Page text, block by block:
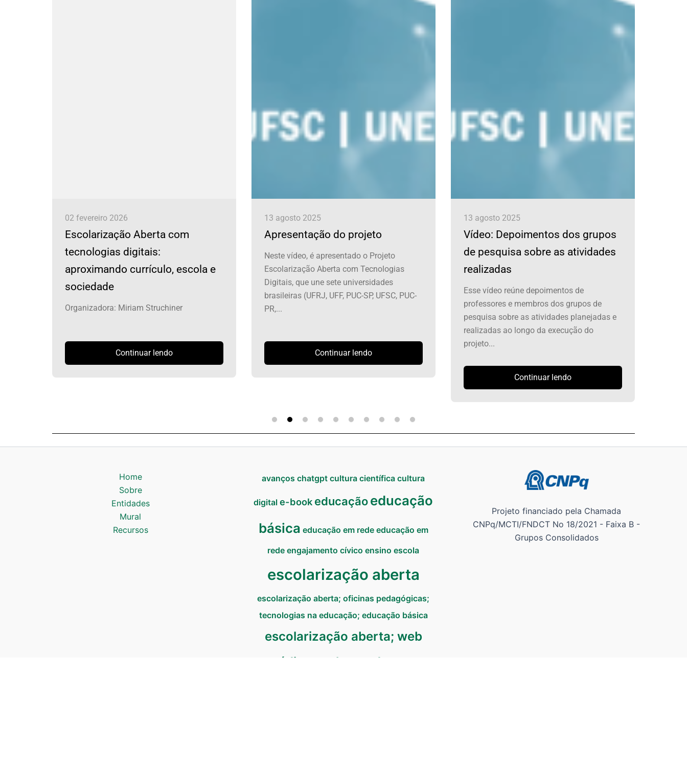
02 fevereiro 2026
Escolarização Aberta com
tecnologias digitais:
aproximando currículo, escola e
sociedade
Organizadora: Miriam Struchiner
Continuar lendo
13 agosto 2025
Apresentação do projeto
Neste vídeo, é apresentado o Projeto
Escolarização Aberta com Tecnologias
Digitais, que une sete universidades
brasileiras (UFRJ, UFF, PUC-SP, UFSC, PUC-
PR,...
Continuar lendo
13 agosto 2025
Vídeo: Depoimentos dos grupos
de pesquisa sobre as atividades
realizadas
Esse vídeo reúne depoimentos de
professores e membros dos grupos de
pesquisa sobre as atividades planejadas e
realizadas ao longo da execução do
projeto...
Continuar lendo
Home
Sobre
Entidades
Mural
Recursos
avanços chatgpt cultura científica cultura
digital e-book educaçãoeducação
básica educação em rede educação em
rede engajamento cívico ensino escola
escolarização aberta
escolarização aberta; oficinas pedagógicas;
tecnologias na educação; educação básica
escolarização aberta; web
rádio escolar; podcasts
Projeto financiado pela Chamada
CNPq/MCTI/FNDCT No 18/2021 - Faixa B -
Grupos Consolidados